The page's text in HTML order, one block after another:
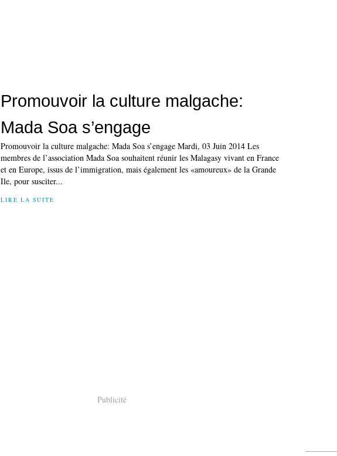
Promouvoir la culture malgache:
Mada Soa s’engage
Promouvoir la culture malgache: Mada Soa s’engage Mardi, 03 Juin 2014 Les
membres de l’association Mada Soa souhaitent réunir les Malagasy vivant en France
et en Europe, issus de l’immigration, mais également les «amoureux» de la Grande
Ile, pour susciter...
LIRE LA SUITE
Publicité